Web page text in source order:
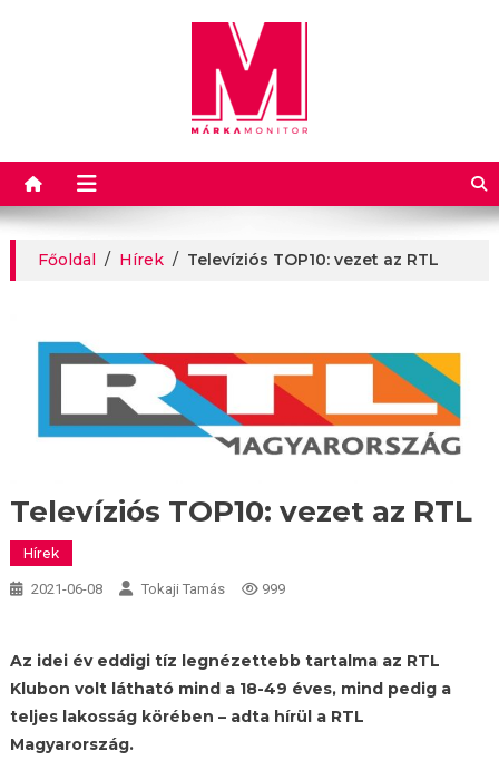
Márkamonitor
Főoldal / Hírek / Televíziós TOP10: vezet az RTL
Televíziós TOP10: vezet az RTL
Hírek
2021-06-08 Tokaji Tamás 999
Az idei év eddigi tíz legnézettebb tartalma az RTL
Klubon volt látható mind a 18-49 éves, mind pedig a
teljes lakosság körében – adta hírül a RTL
Magyarország.